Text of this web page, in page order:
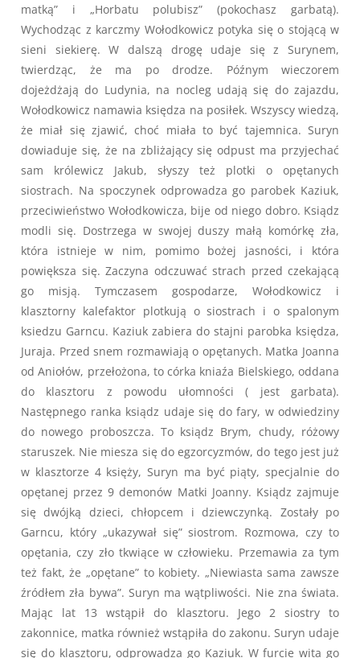
matką” i „Horbatu polubisz” (pokochasz garbatą).
Wychodząc z karczmy Wołodkowicz potyka się o stojącą w
sieni siekierę. W dalszą drogę udaje się z Surynem,
twierdząc, że ma po drodze. Późnym wieczorem
dojeżdżają do Ludynia, na nocleg udają się do zajazdu,
Wołodkowicz namawia księdza na posiłek. Wszyscy wiedzą,
że miał się zjawić, choć miała to być tajemnica. Suryn
dowiaduje się, że na zbliżający się odpust ma przyjechać
sam królewicz Jakub, słyszy też plotki o opętanych
siostrach. Na spoczynek odprowadza go parobek Kaziuk,
przeciwieństwo Wołodkowicza, bije od niego dobro. Ksiądz
modli się. Dostrzega w swojej duszy małą komórkę zła,
która istnieje w nim, pomimo bożej jasności, i która
powiększa się. Zaczyna odczuwać strach przed czekającą
go misją. Tymczasem gospodarze, Wołodkowicz i
klasztorny kalefaktor plotkują o siostrach i o spalonym
ksiedzu Garncu. Kaziuk zabiera do stajni parobka księdza,
Juraja. Przed snem rozmawiają o opętanych. Matka Joanna
od Aniołów, przełożona, to córka kniaźa Bielskiego, oddana
do klasztoru z powodu ułomności ( jest garbata).
Następnego ranka ksiądz udaje się do fary, w odwiedziny
do nowego proboszcza. To ksiądz Brym, chudy, różowy
staruszek. Nie miesza się do egzorcyzmów, do tego jest już
w klasztorze 4 księży, Suryn ma być piąty, specjalnie do
opętanej przez 9 demonów Matki Joanny. Ksiądz zajmuje
się dwójką dzieci, chłopcem i dziewczynką. Zostały po
Garncu, który „ukazywał się” siostrom. Rozmowa, czy to
opętania, czy zło tkwiące w człowieku. Przemawia za tym
też fakt, że „opętane” to kobiety. „Niewiasta sama zawsze
źródłem zła bywa”. Suryn ma wątpliwości. Nie zna świata.
Mając lat 13 wstąpił do klasztoru. Jego 2 siostry to
zakonnice, matka również wstąpiła do zakonu. Suryn udaje
się do klasztoru, odprowadza go Kaziuk. W furcie wita go